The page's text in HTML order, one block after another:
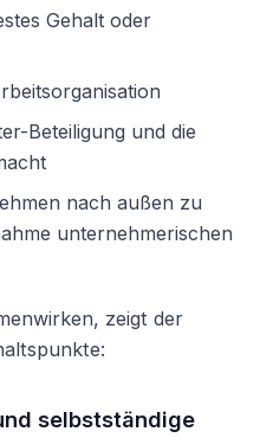
Gehalt oder
Beteiligung und die
nach außen zu
unternehmerischen
zeigt der
selbstständige